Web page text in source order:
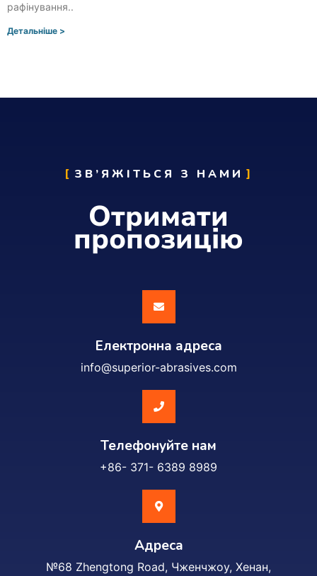
рафінування..
Детальніше >
ЗВ’ЯЖІТЬСЯ З НАМИ
Отримати
пропозицію
Електронна адреса
info@superior-abrasives.com
Телефонуйте нам
+86- 371- 6389 8989
Адреса
№68 Zhengtong Road, Чженчжоу, Хенан,